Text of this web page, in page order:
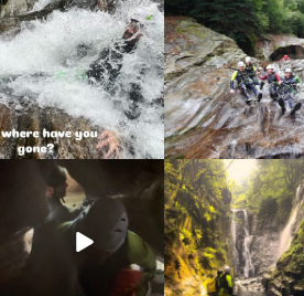
discover_purelements
Lug 31
13 0
discover_purelements
Lug 22
22 0
discover_purelements
Giu 4
33 0
discover_purelements
Giu 2
35 2